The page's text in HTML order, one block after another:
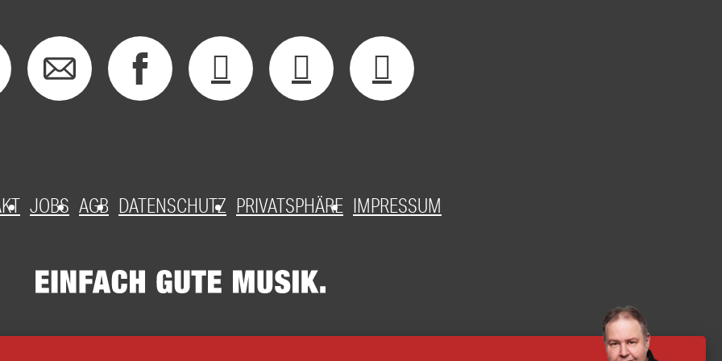
JOBS AGB DATENSCHUTZ PRIVATSPHÄRE IMPRESSUM